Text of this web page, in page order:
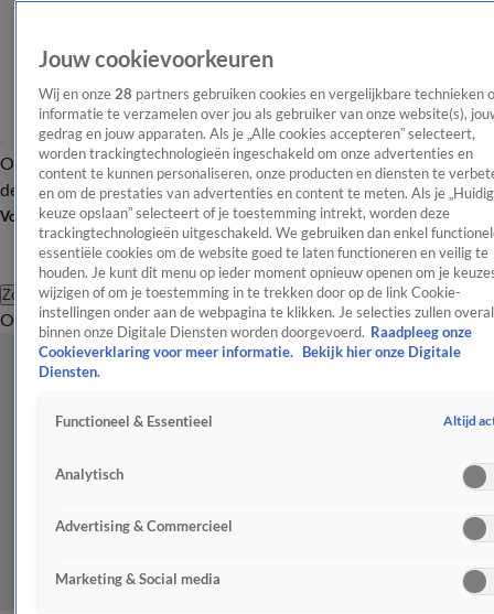
OverzichtAfleveringen Entertainment TV Algemeen
Tip
de redactieNieuwsbrief
Volg Shownieuws
Zoeken
OverzichtEntertainmentSpraakmakendRealityCrimeVideo's
Jouw cookievoorkeuren
Wij en onze 28 partners gebruiken cookies en vergelijkbare technieken
informatie te verzamelen over jou als gebruiker van onze website(s),
gedrag en jouw apparaten. Als je „Alle cookies accepteren” selecteert,
worden trackingtechnologieën ingeschakeld om onze advertenties en
content te kunnen personaliseren, onze producten en diensten te
en om de prestaties van advertenties en content te meten. Als je
keuze opslaan” selecteert of je toestemming intrekt, worden deze
trackingtechnologieën uitgeschakeld. We gebruiken dan enkel
essentiële cookies om de website goed te laten functioneren en veilig te
houden. Je kunt dit menu op ieder moment opnieuw openen om je
wijzigen of om je toestemming in te trekken door op de link Cookie-
instellingen onder aan de webpagina te klikken. Je selecties zullen overal
binnen onze Digitale Diensten worden doorgevoerd. Raadpleeg onze
Cookieverklaring voor meer informatie.
Bekijk hier onze Digitale
Diensten.
Functioneel & Essentieel Altijd
Analytisch
Advertising & Commercieel
Marketing & Social media